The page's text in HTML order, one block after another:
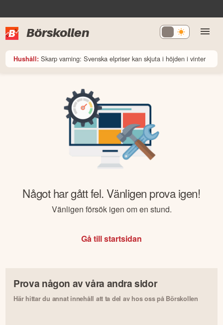
Börskollen
Hushåll: Skarp varning: Svenska elpriser kan skjuta i höjden i vinter
Något har gått fel. Vänligen prova igen!
Vänligen försök igen om en stund.
Gå till startsidan
Prova någon av våra andra sidor
Här hittar du annat innehåll att ta del av hos oss på Börskollen